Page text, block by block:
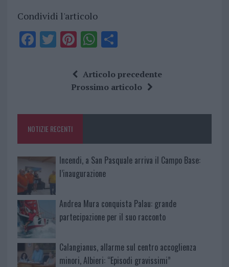
Condividi l'articolo
F
o
k
T Pi
te
re
W
at
s
p
S
a
re
Articolo precedente
Prossimo articolo
NOTIZIE RECENTI
Incendi, a San Pasquale arriva il Campo Base:
l’inaugurazione
Andrea Mura conquista Palau: grande
partecipazione per il suo racconto
Calangianus, allarme sul centro accoglienza
minori, Albieri: “Episodi gravissimi”